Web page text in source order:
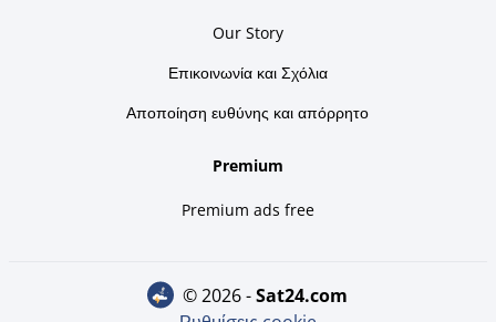
Our Story
Επικοινωνία και Σχόλια
Αποποίηση ευθύνης και απόρρητο
Premium
Premium ads free
© 2026 - sat24.com